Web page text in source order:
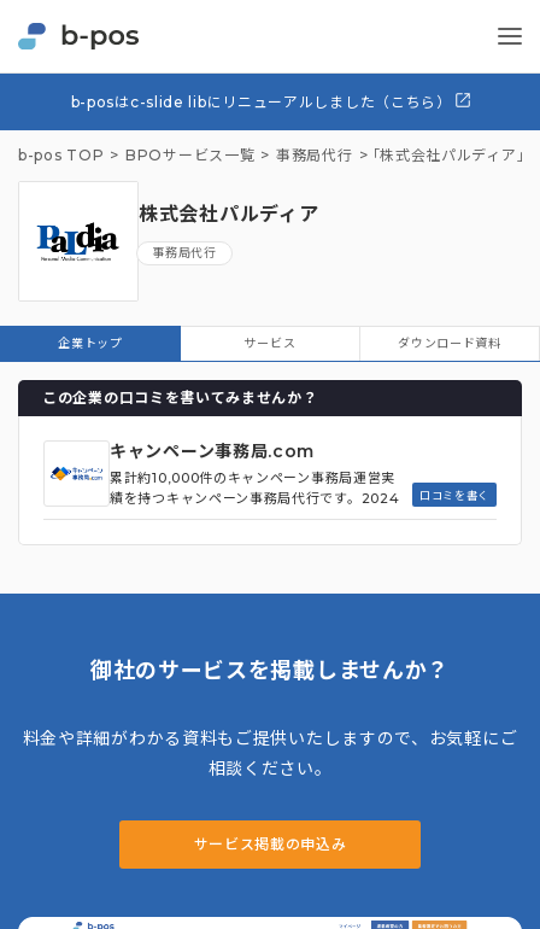
b-posはc-slide libにリニューアルしました（こちら）
b-pos TOP BPOサービス一覧 事務局代行 「株式会社パルディア」
株式会社パルディア
事務局代行
企業トップ サービス ダウンロード資料
この企業の口コミを書いてみませんか？
キャンペーン事務局.com
累計約10,000件のキャンペーン事務局運営実
績を持つキャンペーン事務局代行です。2024
年12月1日時点で年間642件のキャンペーンを
ーン終了後には、応募者データの分析やアクセ
ス解析を行い、次回以降の施策改善に役立つサ
口コミを書く
御社のサービスを掲載しませんか？
料金や詳細がわかる資料もご提供いたしますので、お気軽にご
相談ください。
サービス掲載の申込み